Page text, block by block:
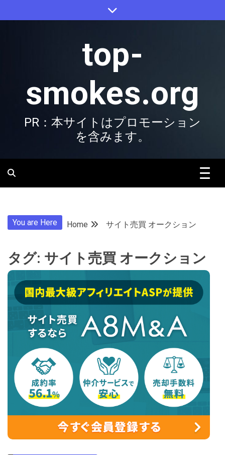
to
top-
smokes.org
PR：本サイトはプロモーション
を含みます。
You are Here Home サイト売買 オークション
タグ: サイト売買 オークション